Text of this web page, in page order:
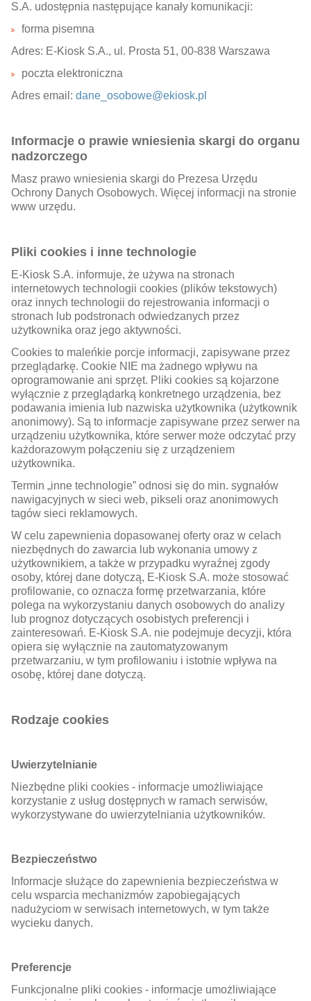
S.A. udostępnia następujące kanały komunikacji:
forma pisemna
Adres: E-Kiosk S.A., ul. Prosta 51, 00-838 Warszawa
poczta elektroniczna
Adres email: dane_osobowe@ekiosk.pl
Informacje o prawie wniesienia skargi do organu
nadzorczego
Masz prawo wniesienia skargi do Prezesa Urzędu
Ochrony Danych Osobowych. Więcej informacji na stronie
www urzędu.
Pliki cookies i inne technologie
E-Kiosk S.A. informuje, że używa na stronach
internetowych technologii cookies (plików tekstowych)
oraz innych technologii do rejestrowania informacji o
stronach lub podstronach odwiedzanych przez
użytkownika oraz jego aktywności.
Cookies to maleńkie porcje informacji, zapisywane przez
przeglądarkę. Cookie NIE ma żadnego wpływu na
oprogramowanie ani sprzęt. Pliki cookies są kojarzone
wyłącznie z przeglądarką konkretnego urządzenia, bez
podawania imienia lub nazwiska użytkownika (użytkownik
anonimowy). Są to informacje zapisywane przez serwer na
urządzeniu użytkownika, które serwer może odczytać przy
każdorazowym połączeniu się z urządzeniem
użytkownika.
Termin „inne technologie” odnosi się do min. sygnałów
nawigacyjnych w sieci web, pikseli oraz anonimowych
tagów sieci reklamowych.
W celu zapewnienia dopasowanej oferty oraz w celach
niezbędnych do zawarcia lub wykonania umowy z
użytkownikiem, a także w przypadku wyraźnej zgody
osoby, której dane dotyczą, E-Kiosk S.A. może stosować
profilowanie, co oznacza formę przetwarzania, które
polega na wykorzystaniu danych osobowych do analizy
lub prognoz dotyczących osobistych preferencji i
zainteresowań. E-Kiosk S.A. nie podejmuje decyzji, która
opiera się wyłącznie na zautomatyzowanym
przetwarzaniu, w tym profilowaniu i istotnie wpływa na
osobę, której dane dotyczą.
Rodzaje cookies
Uwierzytelnianie
Niezbędne pliki cookies - informacje umożliwiające
korzystanie z usług dostępnych w ramach serwisów,
wykorzystywane do uwierzytelniania użytkowników.
Bezpieczeństwo
Informacje służące do zapewnienia bezpieczeństwa w
celu wsparcia mechanizmów zapobiegających
nadużyciom w serwisach internetowych, w tym także
wycieku danych.
Preferencje
Funkcjonalne pliki cookies - informacje umożliwiające